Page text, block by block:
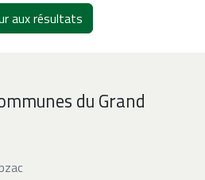
aux résultats
du Grand